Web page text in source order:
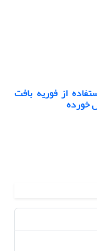
از فوریه بافت
خورده